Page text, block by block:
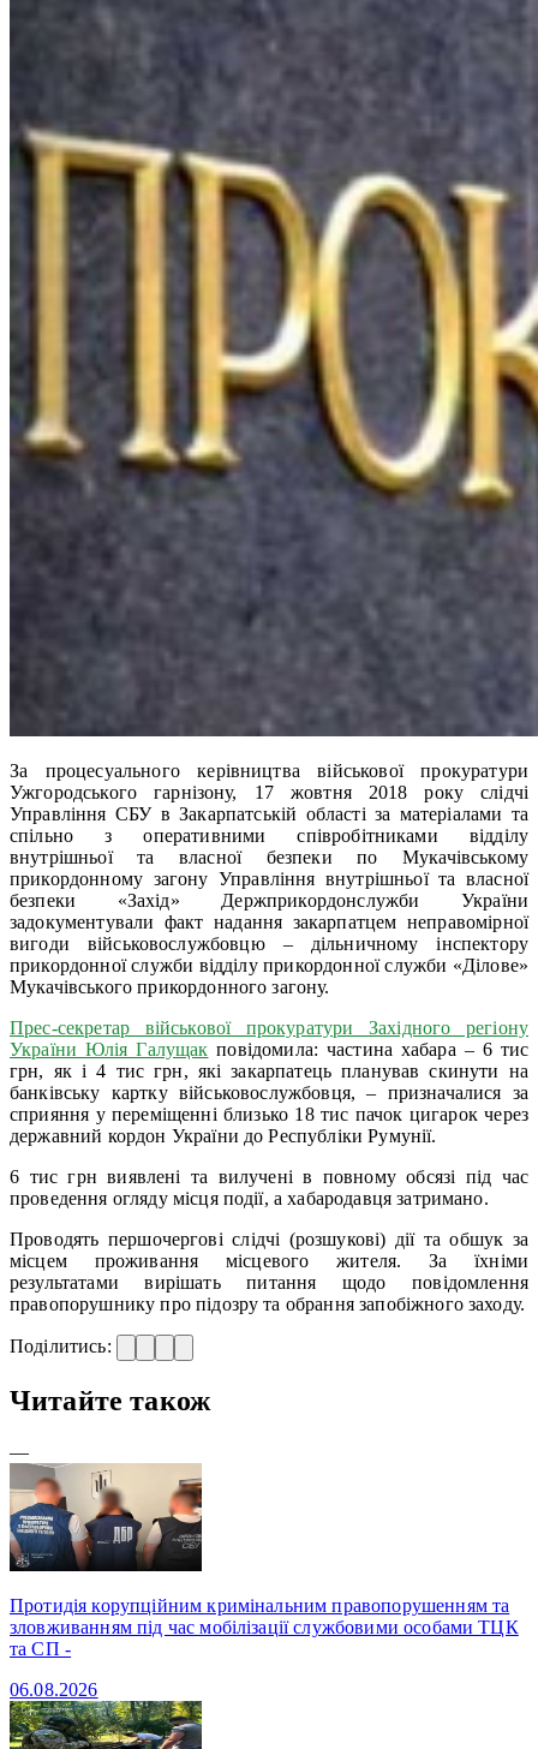
За процесуального керівництва військової прокуратури
Ужгородського гарнізону, 17 жовтня 2018 року слідчі
Управління СБУ в Закарпатській області за матеріалами та
спільно з оперативними співробітниками відділу
внутрішньої та власної безпеки по Мукачівському
прикордонному загону Управління внутрішньої та власної
безпеки «Захід» Держприкордонслужби України
задокументували факт надання закарпатцем неправомірної
вигоди військовослужбовцю – дільничному інспектору
прикордонної служби відділу прикордонної служби «Ділове»
Мукачівського прикордонного загону.
Прес-секретар військової прокуратури Західного регіону
України Юлія Галущак повідомила: частина хабара – 6 тис
грн, як і 4 тис грн, які закарпатець планував скинути на
банківську картку військовослужбовця, – призначалися за
сприяння у переміщенні близько 18 тис пачок цигарок через
державний кордон України до Республіки Румунії.
6 тис грн виявлені та вилучені в повному обсязі під час
проведення огляду місця події, а хабародавця затримано.
Проводять першочергові слідчі (розшукові) дії та обшук за
місцем проживання місцевого жителя. За їхніми
результатами вирішать питання щодо повідомлення
правопорушнику про підозру та обрання запобіжного заходу.
Поділитись:
Читайте також
—
Протидія корупційним кримінальним правопорушенням та
зловживанням під час мобілізації службовими особами ТЦК
та СП -
06.08.2026